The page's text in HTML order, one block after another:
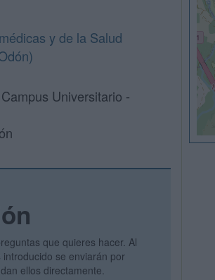
y de la Salud
Universitario -
que quieres hacer. Al
se enviarán por
ellos directamente.